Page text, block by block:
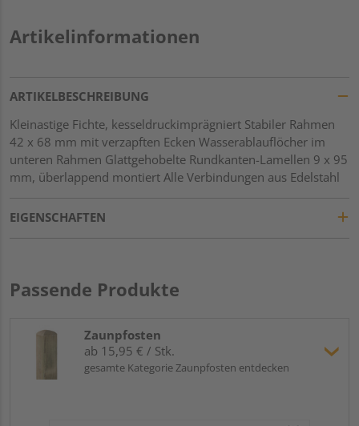
Artikelinformationen
ARTIKELBESCHREIBUNG
Kleinastige Fichte, kesseldruckimprägniert Stabiler Rahmen
42 x 68 mm mit verzapften Ecken Wasserablauflöcher im
unteren Rahmen Glattgehobelte Rundkanten-Lamellen 9 x 95
mm, überlappend montiert Alle Verbindungen aus Edelstahl
EIGENSCHAFTEN
Passende Produkte
Zaunpfosten
ab 15,95 € / Stk.
gesamte Kategorie Zaunpfosten entdecken